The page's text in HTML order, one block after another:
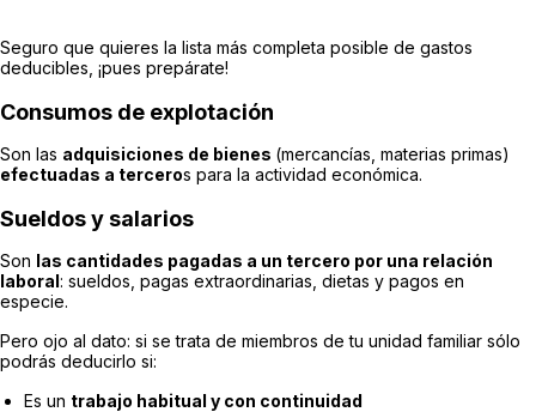
Seguro que quieres la lista más completa posible de gastos
deducibles, ¡pues prepárate!
Consumos de explotación
Son las adquisiciones de bienes (mercancías, materias primas)
efectuadas a terceros para la actividad económica.
Sueldos y salarios
Son las cantidades pagadas a un tercero por una relación
laboral: sueldos, pagas extraordinarias, dietas y pagos en
especie.
Pero ojo al dato: si se trata de miembros de tu unidad familiar sólo
podrás deducirlo si:
Es un trabajo habitual y con continuidad